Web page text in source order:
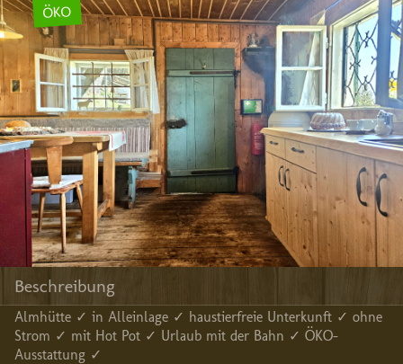
ÖKO
Beschreibung
Almhütte ✓ in Alleinlage ✓ haustierfreie Unterkunft ✓ ohne
Strom ✓ mit Hot Pot ✓ Urlaub mit der Bahn ✓ ÖKO-
Ausstattung ✓